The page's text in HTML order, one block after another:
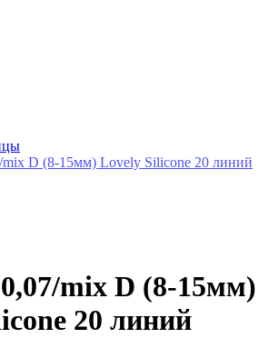
D (8-15мм) Lovely Silicone 20 линий
mix D (8-15мм)
20 линий